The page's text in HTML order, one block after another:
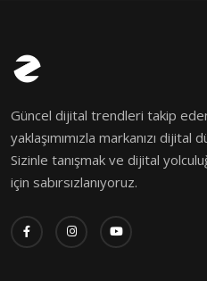
Güncel dijital trendleri takip
yaklaşımımızla markanızı
Sizinle tanışmak ve dijital
için sabırsızlanıyoruz.